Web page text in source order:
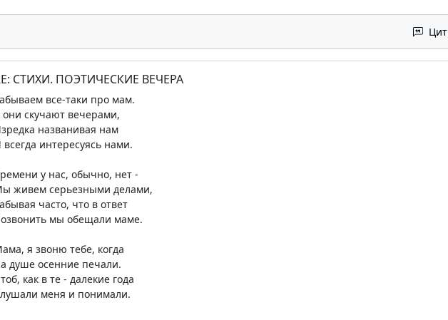
СТИХИ. ПОЭТИЧЕСКИЕ ВЕЧЕРА
все-таки про мам.
они скучают вечерами,
названивая нам
всегда интересуясь нами.
у нас, обычно, нет -
живем серьезными делами,
часто, что в ответ
мы обещали маме.
я звоню тебе, когда
душе осенние печали.
как в те - далекие года
меня и понимали.